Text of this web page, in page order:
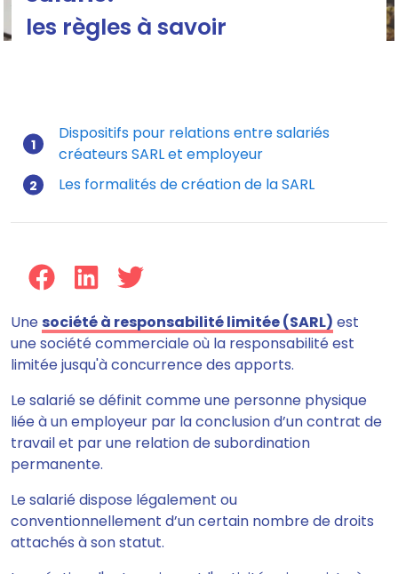
les règles à savoir
Mis à jour le 15/07/2026
Dispositifs pour relations entre salariés
créateurs SARL et employeur
Les formalités de création de la SARL
Une société à responsabilité limitée (SARL) est
une société commerciale où la responsabilité est
limitée jusqu'à concurrence des apports.
Le salarié se définit comme une personne physique
liée à un employeur par la conclusion d’un contrat de
travail et par une relation de subordination
permanente.
Le salarié dispose légalement ou
conventionnellement d’un certain nombre de droits
attachés à son statut.